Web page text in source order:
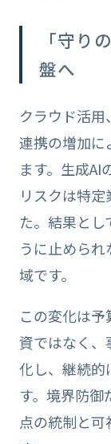
「守り
盤へ
クラウド活用
連携の増加に
ます。生成AI
リスクは特
た。結果とし
うに止めら
域です。
この変化は
資ではなく
化し、継続的
す。境界防
点の統制と